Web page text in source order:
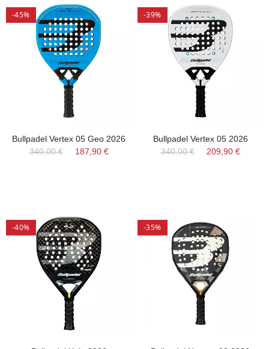
-45%
Bullpadel Vertex 05 Geo 2026
340,00 €
187,90 €
-39%
Bullpadel Vertex 05 2026
340,00 €
209,90 €
-40% -35%